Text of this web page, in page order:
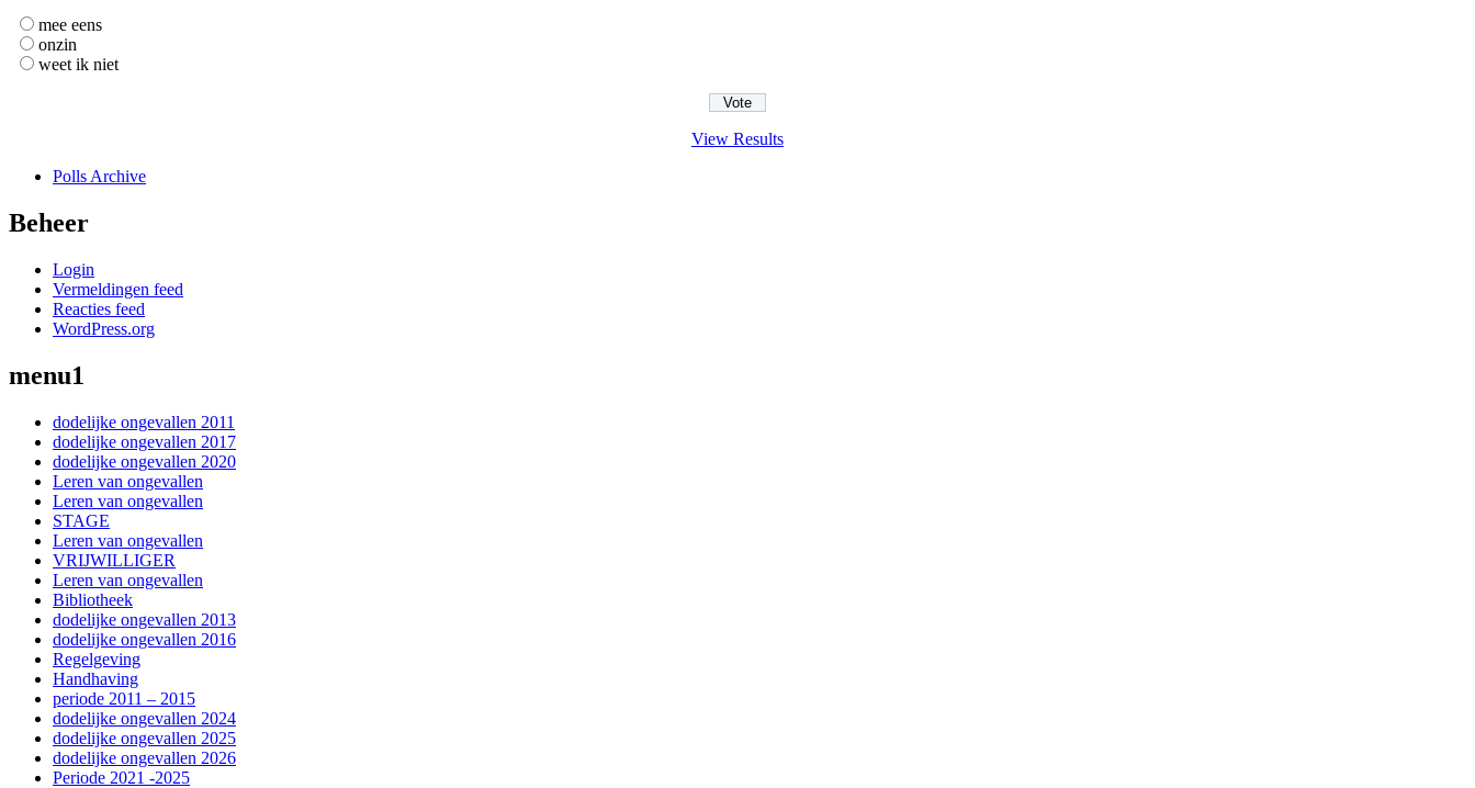
mee eens
onzin
weet ik niet
View Results
Polls Archive
Beheer
Login
Vermeldingen feed
Reacties feed
WordPress.org
menu1
dodelijke ongevallen 2011
dodelijke ongevallen 2017
dodelijke ongevallen 2020
Leren van ongevallen
Leren van ongevallen
STAGE
Leren van ongevallen
VRIJWILLIGER
Leren van ongevallen
Bibliotheek
dodelijke ongevallen 2013
dodelijke ongevallen 2016
Regelgeving
Handhaving
periode 2011 – 2015
dodelijke ongevallen 2024
dodelijke ongevallen 2025
dodelijke ongevallen 2026
Periode 2021 -2025